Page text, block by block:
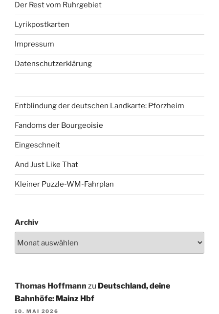
Der Rest vom Ruhrgebiet
Lyrikpostkarten
Impressum
Datenschutzerklärung
Entblindung der deutschen Landkarte: Pforzheim
Fandoms der Bourgeoisie
Eingeschneit
And Just Like That
Kleiner Puzzle-WM-Fahrplan
Archiv
Thomas Hoffmann zu Deutschland, deine
Bahnhöfe: Mainz Hbf
10. MAI 2026